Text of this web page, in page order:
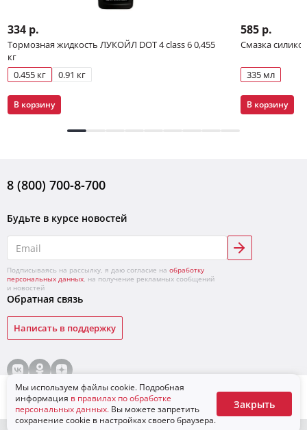
В корзину
334 р.
Тормозная жидкость ЛУКОЙЛ DOT 4 class 6 0,455
кг
0.455 кг
0.91 кг
В корзину
585 р.
Смазка
335 мл
В корзину
8 (800) 700-8-700
Будьте в курсе новостей
Подписываясь на рассылку, я даю согласие на обработку
персональных данных, на получение рекламных сообщений
и новостей
Обратная связь
Написать в поддержку
© «ЛУКОЙЛ»,2026 Условия продажи товаров
Для бизнеса
Мы используем файлы cookie. Подробная
информация в правилах по обработке
персональных данных. Вы можете запретить
сохранение cookie в настройках своего браузера.
Закрыть